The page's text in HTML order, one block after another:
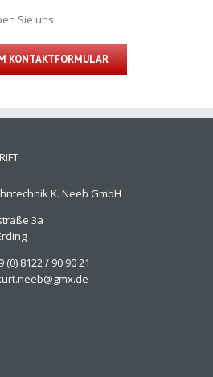
Sie uns:
KONTAKTFORMULAR
K. Neeb GmbH
3a
(0) 8122 / 90 90 21